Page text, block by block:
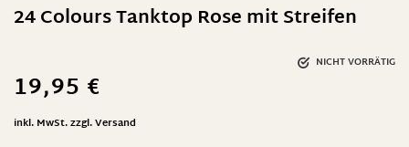
24 Colours Tanktop Rose mit Streifen
NICHT VORRÄTIG
19,95 €
inkl. MwSt.zzgl.Versand